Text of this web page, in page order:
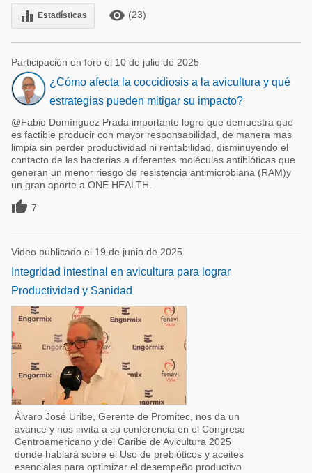
equalizer Estadísticas remove_red_eye (23)
Participación en foro el 10 de julio de 2025
¿Cómo afecta la coccidiosis a la avicultura y qué
estrategias pueden mitigar su impacto?
@Fabio Domínguez Prada importante logro que demuestra que
es factible producir con mayor responsabilidad, de manera mas
limpia sin perder productividad ni rentabilidad, disminuyendo el
contacto de las bacterias a diferentes moléculas antibióticas que
generan un menor riesgo de resistencia antimicrobiana (RAM)y
un gran aporte a ONE HEALTH.
 7
Video publicado el 19 de junio de 2025
Integridad intestinal en avicultura para lograr
Productividad y Sanidad
Álvaro José Uribe, Gerente de Promitec, nos da un
avance y nos invita a su conferencia en el Congreso
Centroamericano y del Caribe de Avicultura 2025
donde hablará sobre el Uso de prebióticos y aceites
esenciales para optimizar el desempeño productivo